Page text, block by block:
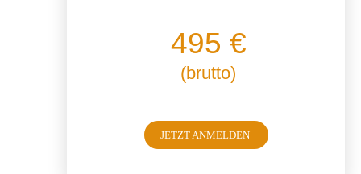
495 €
(brutto)
JETZT ANMELDEN